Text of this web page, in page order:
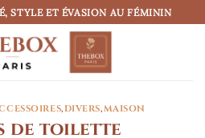
STYLE ET ÉVASION AU FÉMININ
, DIVERS,MAISON
de toilette